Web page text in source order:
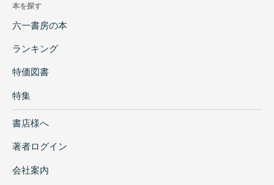
本を探す
六一書房の本
ランキング
特価図書
特集
書店様へ
著者ログイン
会社案内